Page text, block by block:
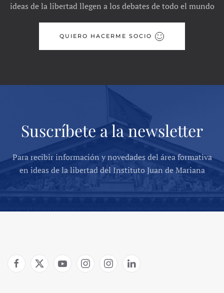
ideas de la libertad llegen a los debates de todo el mundo
QUIERO HACERME SOCIO
Suscríbete a la newsletter
Para recibir información y novedades del área formativa
en ideas de la libertad del Instituto Juan de Mariana